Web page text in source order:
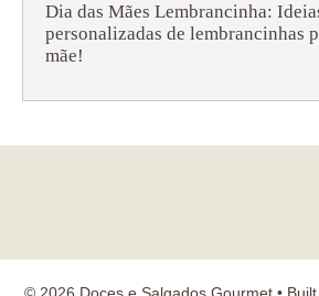
Dia das Mães Lembrancinha:
personalizadas de lembrancinhas
mãe!